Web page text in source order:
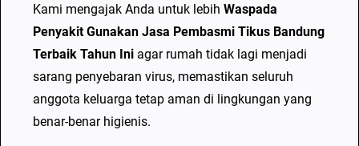
Kami mengajak Anda untuk lebih Waspada
Penyakit Gunakan Jasa Pembasmi Tikus Bandung
Terbaik Tahun Ini agar rumah tidak lagi menjadi
sarang penyebaran virus, memastikan seluruh
anggota keluarga tetap aman di lingkungan yang
benar-benar higienis.